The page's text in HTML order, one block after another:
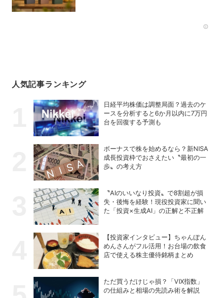
人気記事ランキング
日経平均株価は調整局面？過去のケ
ースを分析すると6か月以内に7万円
台を回復する予測も
ボーナスで株を始めるなら？新NISA
成長投資枠でおさえたい〝最初の一
歩〟の考え方
〝AIのいいなり投資〟で8割超が損
失・後悔を経験！現役投資家に聞い
た「投資×生成AI」の正解と不正解
【投資家インタビュー】ちゃんぽん
めんさんがフル活用！お台場の飲食
店で使える株主優待銘柄まとめ
ただ買うだけじゃ損？「VIX指数」
の仕組みと相場の先読み術を解説